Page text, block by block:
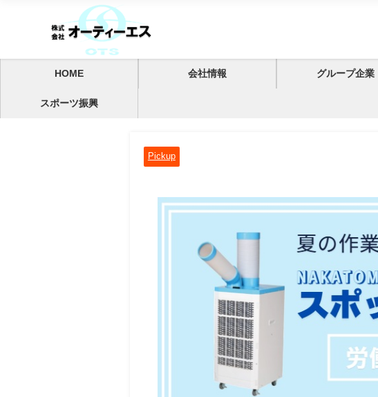
HOME 会社情報 グループ企業
スポーツ振興
Pickup